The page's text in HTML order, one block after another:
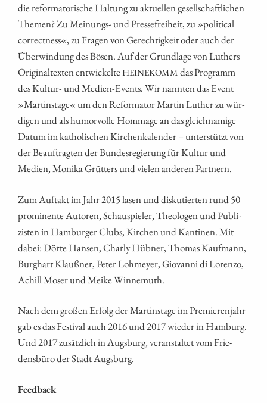
die refor­ma­to­ri­sche Hal­tung zu aktu­el­len gesell­schaft­li­chen
The­men? Zu Mei­nungs- und Pres­se­frei­heit, zu »poli­ti­cal
cor­rect­ness«, zu Fra­gen von Gerech­tig­keit oder auch der
Über­win­dung des Bösen. Auf der Grund­la­ge von Luthers
Ori­gi­nal­tex­ten ent­wi­ckel­te HEINEKOMM das Pro­gramm
des Kul­tur- und Medi­en-Events. Wir nann­ten das Event
»Mar­tins­ta­ge« um den Refor­ma­tor Mar­tin Luther zu wür­
di­gen und als humor­vol­le Hom­mage an das gleich­na­mi­ge
Datum im katho­li­schen Kir­chen­ka­len­der – unter­stützt von
der Beauf­trag­ten der Bun­des­re­gie­rung für Kul­tur und
Medi­en, Moni­ka Grüt­ters und vie­len ande­ren Partnern.
Zum Auf­takt im Jahr 2015 lasen und dis­ku­tier­ten rund 50
pro­mi­nen­te Autoren, Schau­spie­ler, Theo­lo­gen und Publi­
zis­ten in Ham­bur­ger Clubs, Kir­chen und Kan­ti­nen. Mit
dabei: Dör­te Han­sen, Char­ly Hüb­ner, Tho­mas Kauf­mann,
Burg­hart Klauß­ner, Peter Loh­mey­er, Gio­van­ni di Loren­zo,
Achill Moser und Mei­ke Winnemuth.
Nach dem gro­ßen Erfolg der Mar­tins­ta­ge im Pre­mie­ren­jahr
gab es das Fes­ti­val auch 2016 und 2017 wie­der in Ham­burg.
Und 2017 zusätz­lich in Augs­burg, ver­an­stal­tet vom Frie­
dens­bü­ro der Stadt Augsburg.
Feed­back